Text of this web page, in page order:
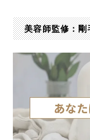
美容師監修：